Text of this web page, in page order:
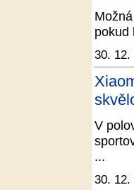
pokud
30. 12.
V
...
30. 12.